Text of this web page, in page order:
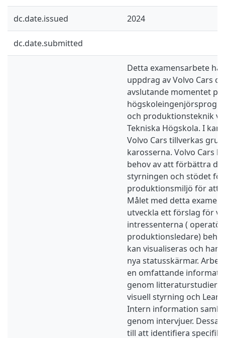
dc.date.issued 2024
dc.date.submitted
Detta examensarbete
uppdrag av Volvo Cars
avslutande momentet på
och produktionsteknik
Tekniska Högskola. I
Volvo Cars tillverkas
karosserna. Volvo Cars
behov av att förbättra
styrningen och stödet
produktionsmiljö för att
Målet med detta
utveckla ett förslag för
intressenterna (
produktionsledare)
kan visualiseras och
nya statusskärmar.
en omfattande
genom litteraturstudier
visuell styrning och
Intern information
genom intervjuer. Dessa
till att identifiera